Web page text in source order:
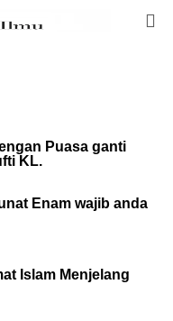
Puasa ganti
KL.
Enam wajib anda
Islam Menjelang